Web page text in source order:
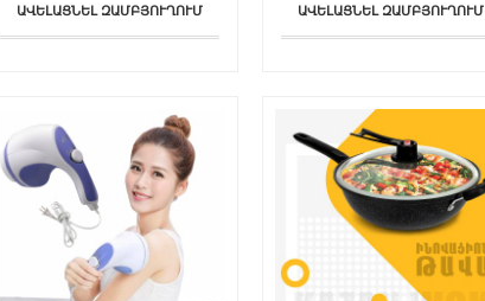
ԱՎԵԼԱՑՆԵԼ ԶԱՄԲՅՈՒՂՈՒՄ ԱՎԵԼԱՑՆԵԼ ԶԱՄԲՅՈՒՂՈՒՄ